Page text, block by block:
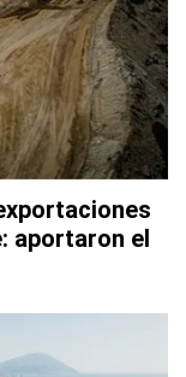
aportaron el